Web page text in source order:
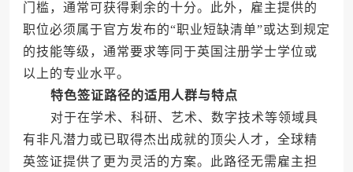
门槛，通常可获得剩余的十分。此外，雇主提供的
职位必须属于官方发布的“职业短缺清单”或达到规定
的技能等级，通常要求等同于英国注册学士学位或
以上的专业水平。
特色签证路径的适用人群与特点
对于在学术、科研、艺术、数字技术等领域具
有非凡潜力或已取得杰出成就的顶尖人才，全球精
英签证提供了更为灵活的方案。此路径无需雇主担